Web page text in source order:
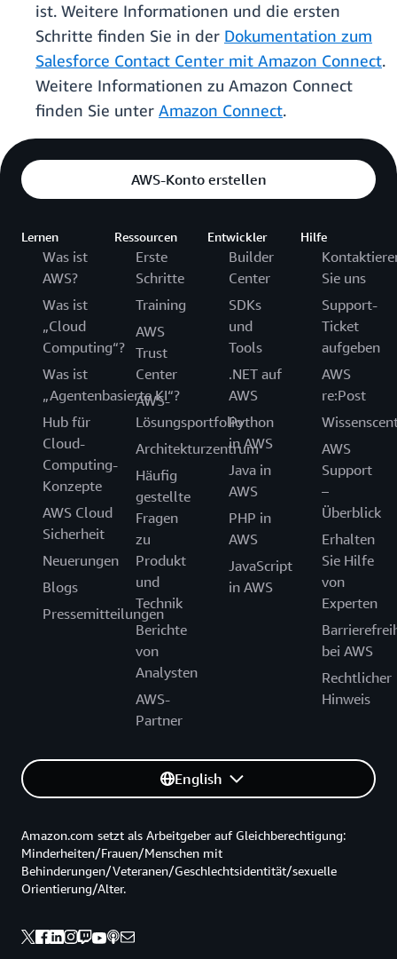
ist. Weitere Informationen und die ersten
Schritte finden Sie in der Dokumentation zum
Salesforce Contact Center mit Amazon Connect.
Weitere Informationen zu Amazon Connect
finden Sie unter Amazon Connect.
AWS-Konto erstellen
Lernen
Was ist
AWS?
Was ist
„Cloud
Computing“?
Was ist
„Agentenbasierte KI“?
Hub für
Cloud-
Computing-
Konzepte
AWS Cloud
Sicherheit
Neuerungen
Blogs
Pressemitteilungen
Ressourcen
Erste
Schritte
Training
AWS
Trust
Center
AWS-
Lösungsportfolio
Architekturzentrum
Häufig
gestellte
Fragen
zu
Produkt
und
Technik
Berichte
von
Analysten
AWS-
Partner
Entwickler
Builder
Center
SDKs
und
Tools
.NET auf
AWS
Python
in AWS
Java in
AWS
PHP in
AWS
JavaScript
in AWS
Hilfe
Sie uns
Support-
Ticket
aufgeben
AWS
re:Post
AWS
Support
–
Überblick
Erhalten
Sie Hilfe
von
Experten
bei AWS
Rechtlicher
Hinweis
English
Amazon.com setzt als Arbeitgeber auf Gleichberechtigung:
Minderheiten/Frauen/Menschen mit
Behinderungen/Veteranen/Geschlechtsidentität/sexuelle
Orientierung/Alter.